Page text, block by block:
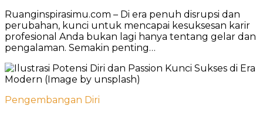
Ruanginspirasimu.com – Di era penuh disrupsi dan
perubahan, kunci untuk mencapai kesuksesan karir
profesional Anda bukan lagi hanya tentang gelar dan
pengalaman. Semakin penting…
Pengembangan Diri